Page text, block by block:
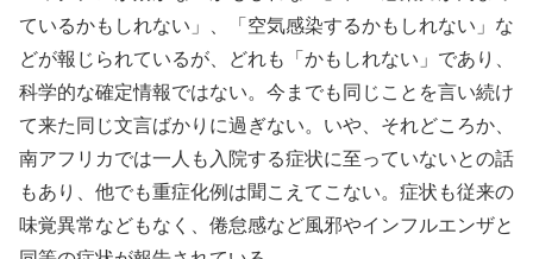
ているかもしれない」、「空気感染するかもしれない」な
どが報じられているが、どれも「かもしれない」であり、
科学的な確定情報ではない。今までも同じことを言い続け
て来た同じ文言ばかりに過ぎない。いや、それどころか、
南アフリカでは一人も入院する症状に至っていないとの話
もあり、他でも重症化例は聞こえてこない。症状も従来の
味覚異常などもなく、倦怠感など風邪やインフルエンザと